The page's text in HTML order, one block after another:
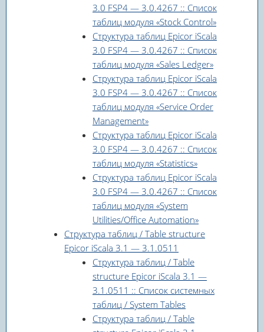
3.0 FSP4 — 3.0.4267 :: Список
таблиц модуля «Stock Control»
Структура таблиц Epicor iScala
3.0 FSP4 — 3.0.4267 :: Список
таблиц модуля «Sales Ledger»
Структура таблиц Epicor iScala
3.0 FSP4 — 3.0.4267 :: Список
таблиц модуля «Service Order
Management»
Структура таблиц Epicor iScala
3.0 FSP4 — 3.0.4267 :: Список
таблиц модуля «Statistics»
Структура таблиц Epicor iScala
3.0 FSP4 — 3.0.4267 :: Список
таблиц модуля «System
Utilities/Office Automation»
Структура таблиц / Table structure
Epicor iScala 3.1 — 3.1.0511
Структура таблиц / Table
structure Epicor iScala 3.1 —
3.1.0511 :: Список системных
таблиц / System Tables
Структура таблиц / Table